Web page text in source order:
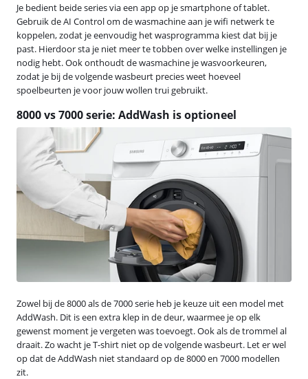
Je bedient beide series via een app op je smartphone of tablet.
Gebruik de AI Control om de wasmachine aan je wifi netwerk te
koppelen, zodat je eenvoudig het wasprogramma kiest dat bij je
past. Hierdoor sta je niet meer te tobben over welke instellingen je
nodig hebt. Ook onthoudt de wasmachine je wasvoorkeuren,
zodat je bij de volgende wasbeurt precies weet hoeveel
spoelbeurten je voor jouw wollen trui gebruikt.
8000 vs 7000 serie: AddWash is optioneel
Zowel bij de 8000 als de 7000 serie heb je keuze uit een model met
AddWash. Dit is een extra klep in de deur, waarmee je op elk
gewenst moment je vergeten was toevoegt. Ook als de trommel al
draait. Zo wacht je T-shirt niet op de volgende wasbeurt. Let er wel
op dat de AddWash niet standaard op de 8000 en 7000 modellen
zit.